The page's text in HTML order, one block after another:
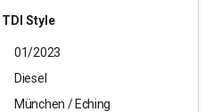
Style
01/2023
Diesel
München / Eching